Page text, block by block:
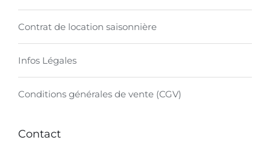
Contrat de location saisonnière
Infos Légales
Conditions générales de vente (CGV)
Contact